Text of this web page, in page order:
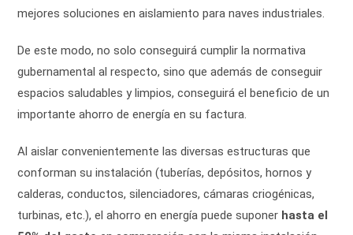
mejores soluciones en aislamiento para naves industriales.
De este modo, no solo conseguirá cumplir la normativa
gubernamental al respecto, sino que además de conseguir
espacios saludables y limpios, conseguirá el beneficio de un
importante ahorro de energía en su factura.
Al aislar convenientemente las diversas estructuras que
conforman su instalación (tuberías, depósitos, hornos y
calderas, conductos, silenciadores, cámaras criogénicas,
turbinas, etc.), el ahorro en energía puede suponer hasta el